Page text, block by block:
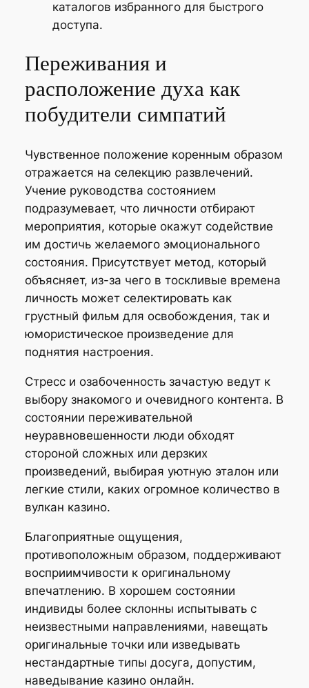
каталогов избранного для быстрого
доступа.
Переживания и
расположение духа как
побудители симпатий
Чувственное положение коренным образом
отражается на селекцию развлечений.
Учение руководства состоянием
подразумевает, что личности отбирают
мероприятия, которые окажут содействие
им достичь желаемого эмоционального
состояния. Присутствует метод, который
объясняет, из-за чего в тоскливые времена
личность может селектировать как
грустный фильм для освобождения, так и
юмористическое произведение для
поднятия настроения.
Стресс и озабоченность зачастую ведут к
выбору знакомого и очевидного контента. В
состоянии переживательной
неуравновешенности люди обходят
стороной сложных или дерзких
произведений, выбирая уютную эталон или
легкие стили, каких огромное количество в
вулкан казино.
Благоприятные ощущения,
противоположным образом, поддерживают
восприимчивости к оригинальному
впечатлению. В хорошем состоянии
индивиды более склонны испытывать с
неизвестными направлениями, навещать
оригинальные точки или изведывать
нестандартные типы досуга, допустим,
наведывание казино онлайн.